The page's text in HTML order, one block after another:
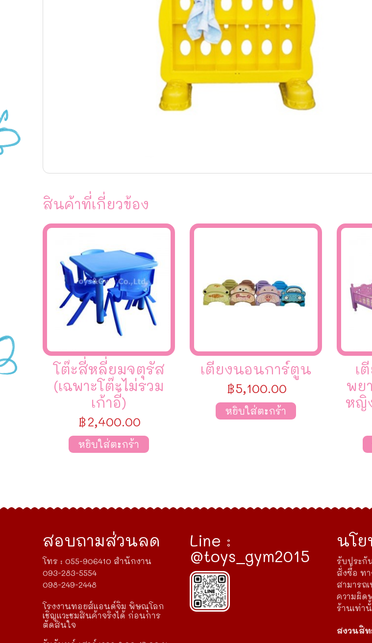
สินค้าที่เกี่ยวข้อง
โต๊ะสี่หลี่ยมจตุรัส
(เฉพาะโต๊ะไม่รวม
เก้าอี้)
฿2,400.00
หยิบใส่ตะกร้า
เตียงนอนการ์ตูน
฿5,100.00
หยิบใส่ตะกร้า
เ
พย
หญิ
สอบถามส่วนลด
โทร : 055-906410 สำนักงาน
093-283-5554
098-249-2448
โรงงานทอยส์แอนด์จิม พิษณุโลก
เชิญแวะชมสินค้าจริงได้ ก่อนการ
ตัดสินใจ
Line :
@toys_gym2015
นโ
รับประกั
สั่งซื้อ ท
สามารถ
ความผิด
ร้านเท่า
สงวนสิ